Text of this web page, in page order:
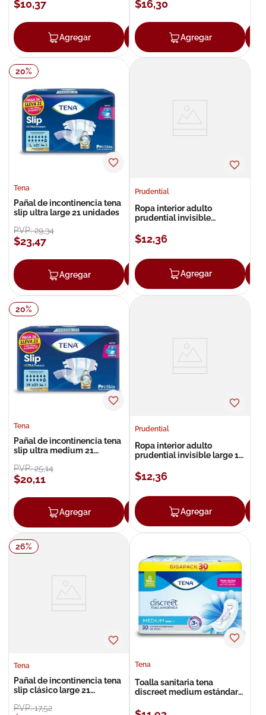
$10,37
Agregar Agregar
$16,30
Agregar
20%
Tena
Pañal de incontinencia tena
slip ultra large 21 unidades
PVP:29,34
$23,47
Agregar Agregar
Prudential
Ropa interior adulto
prudential invisible
$12,36
Agregar
20%
Tena
Pañal de incontinencia tena
slip ultra medium 21
PVP:25,14
$20,11
Agregar Agregar
Prudential
Ropa interior adulto
prudential invisible large 16
$12,36
Agregar
26%
Tena
Pañal de incontinencia tena
slip clásico large 21
PVP:17,52
Tena
Toalla sanitaria tena
discreet medium estándar